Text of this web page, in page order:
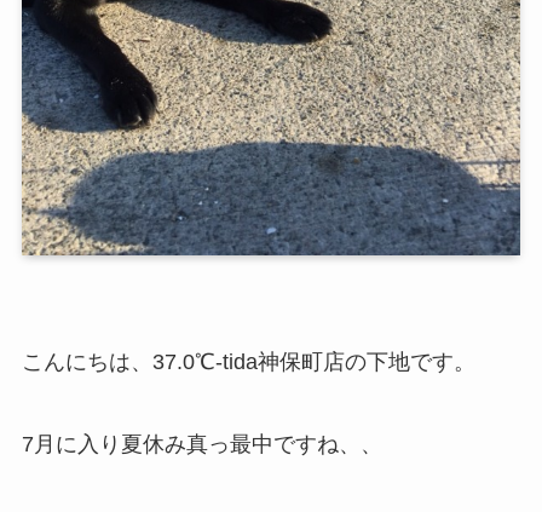
こんにちは、37.0℃-tida神保町店の下地です。
7月に入り夏休み真っ最中ですね、、